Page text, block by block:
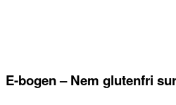
E-bogen – Nem glutenfri